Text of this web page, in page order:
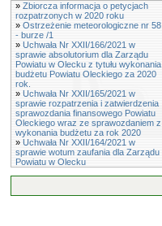
» Zbiorcza informacja o petycjach
rozpatrzonych w 2020 roku
» Ostrzeżenie meteorologiczne nr 58
- burze /1
» Uchwała Nr XXII/166/2021 w
sprawie absolutorium dla Zarządu
Powiatu w Olecku z tytułu wykonania
budżetu Powiatu Oleckiego za 2020
rok.
» Uchwała Nr XXII/165/2021 w
sprawie rozpatrzenia i zatwierdzenia
sprawozdania finansowego Powiatu
Oleckiego wraz ze sprawozdaniem z
wykonania budżetu za rok 2020
» Uchwała Nr XXII/164/2021 w
sprawie wotum zaufania dla Zarządu
Powiatu w Olecku